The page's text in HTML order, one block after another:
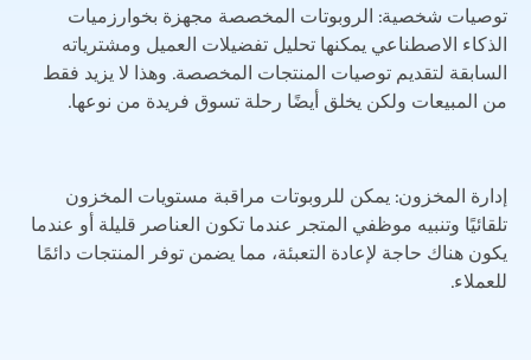
توصيات شخصية: الروبوتات المخصصة مجهزة بخوارزميات
الذكاء الاصطناعي يمكنها تحليل تفضيلات العميل ومشترياته
السابقة لتقديم توصيات المنتجات المخصصة. وهذا لا يزيد فقط
من المبيعات ولكن يخلق أيضًا رحلة تسوق فريدة من نوعها.
إدارة المخزون: يمكن للروبوتات مراقبة مستويات المخزون
تلقائيًا وتنبيه موظفي المتجر عندما تكون العناصر قليلة أو عندما
يكون هناك حاجة لإعادة التعبئة، مما يضمن توفر المنتجات دائمًا
للعملاء.